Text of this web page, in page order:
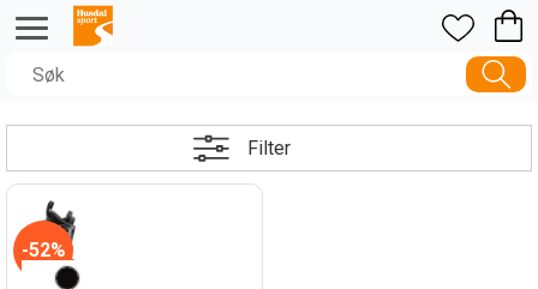
Filter
52%